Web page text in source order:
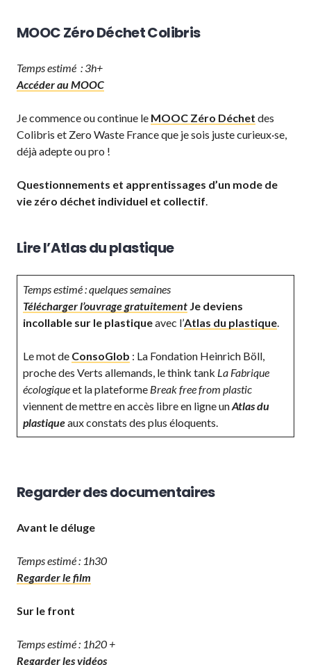
MOOC Zéro Déchet Colibris
Temps estimé : 3h+
Accéder au MOOC
Je commence ou continue le MOOC Zéro Déchet des
Colibris et Zero Waste France que je sois juste curieux·se,
déjà adepte ou pro !
Questionnements et apprentissages d’un mode de
vie zéro déchet individuel et collectif.
Lire l’Atlas du plastique
Temps estimé : quelques semaines
Télécharger l’ouvrage gratuitement Je deviens
incollable sur le plastiqueavec l’Atlas du plastique.
Le mot de ConsoGlob : La Fondation Heinrich Böll,
proche des Verts allemands, le think tank La Fabrique
écologiqueet la plateforme Break free from plastic
viennent de mettre en accès libre en ligne unAtlas du
plastiqueaux constats des plus éloquents.
Regarder des documentaires
Avant le déluge
Temps estimé : 1h30
Regarder le film
Sur le front
Temps estimé : 1h20 +
Regarder les vidéos